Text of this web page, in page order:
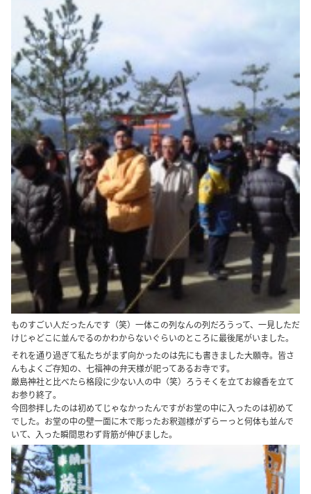
ものすごい人だったんです（笑）一体この列なんの列だろうって、一見しただ
けじゃどこに並んでるのかわからないぐらいのところに最後尾がいました。
それを通り過ぎて私たちがまず向かったのは先にも書きました大願寺。皆さ
んもよくご存知の、七福神の弁天様が祀ってあるお寺です。
厳島神社と比べたら格段に少ない人の中（笑）ろうそくを立てお線香を立て
お参り終了。
今回参拝したのは初めてじゃなかったんですがお堂の中に入ったのは初めて
でした。お堂の中の壁一面に木で彫ったお釈迦様がずらーっと何体も並んで
いて、入った瞬間思わず背筋が伸びました。